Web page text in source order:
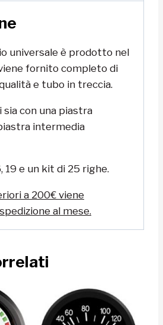
universale è prodotto nel
fornito completo di
e tubo in treccia.
sia con una piastra
intermedia
19 e un kit di 25 righe.
a 200€ viene
al mese.